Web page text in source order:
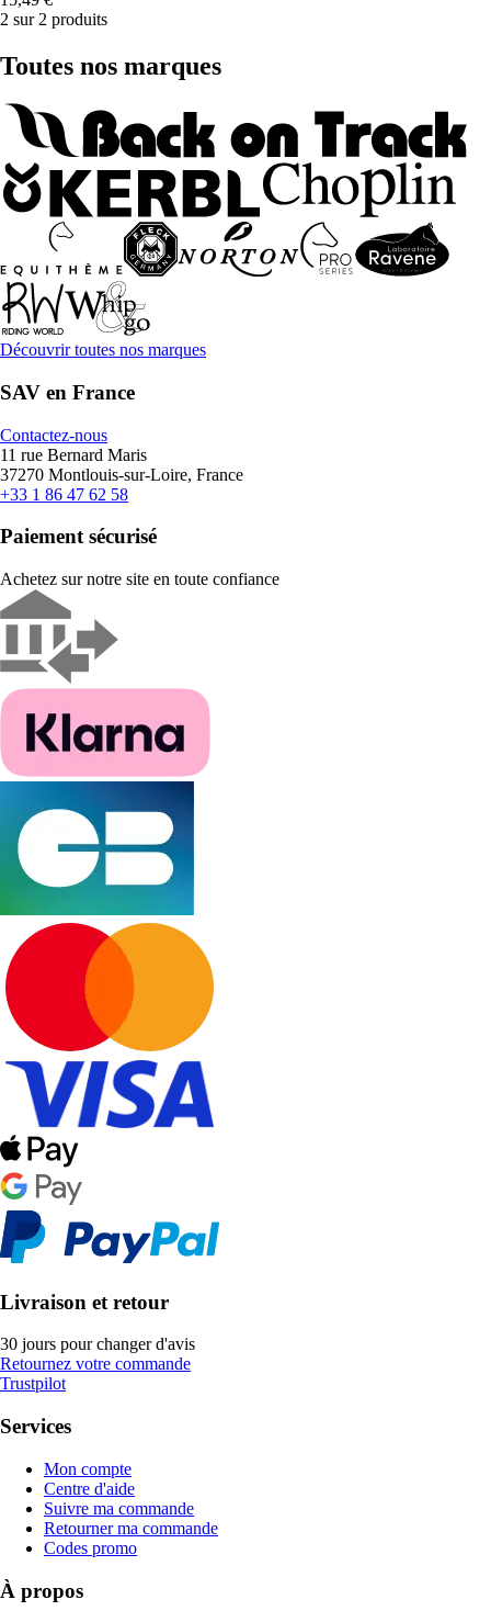
2 sur 2 produits
Toutes nos marques
Découvrir toutes nos marques
SAV en France
Contactez-nous
11 rue Bernard Maris
37270 Montlouis-sur-Loire, France
+33 1 86 47 62 58
Paiement sécurisé
Achetez sur notre site en toute confiance
Livraison et retour
30 jours pour changer d'avis
Retournez votre commande
Trustpilot
Services
Mon compte
Centre d'aide
Suivre ma commande
Retourner ma commande
Codes promo
À propos